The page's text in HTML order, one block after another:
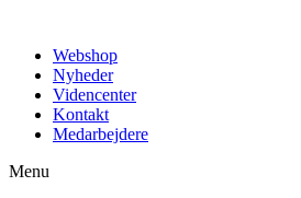
indholdWebshop
Nyheder
Videncenter
Kontakt
Medarbejdere
Menu